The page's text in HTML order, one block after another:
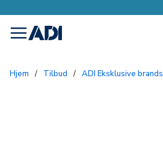
menu
Hjem / Tilbud / ADI Eksklusive brands